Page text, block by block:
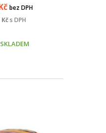
bez DPH
Kčs DPH
SKLADEM